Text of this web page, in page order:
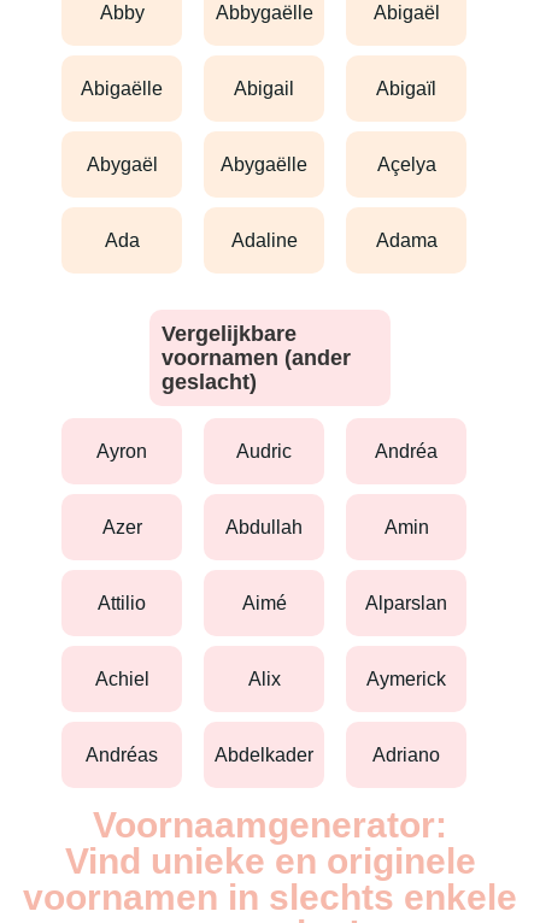
abby abbygaëlle abigaël
abigaëlle abigail abigaïl
abygaël abygaëlle açelya
ada adaline adama
Vergelijkbare
voornamen (ander
geslacht)
ayron audric andréa
azer abdullah amin
attilio aimé alparslan
achiel alix aymerick
andréas abdelkader adriano
Voornaamgenerator:
Vind unieke en originele
voornamen in slechts enkele